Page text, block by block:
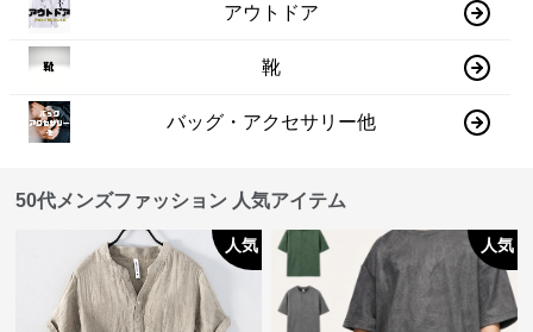
アウトドア
靴
バッグ・アクセサリー他
50代メンズファッション 人気アイテム
人気 人気